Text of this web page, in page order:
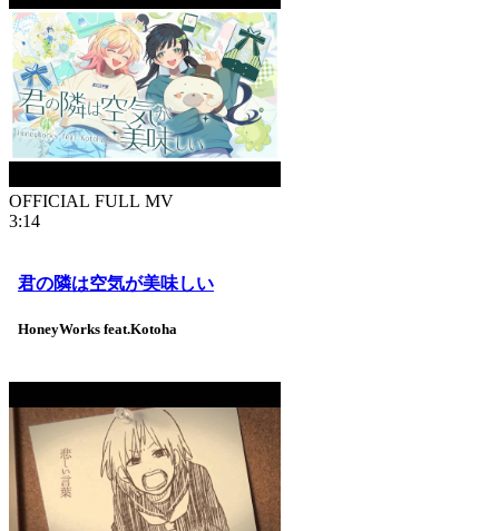
OFFICIAL FULL MV
3:14
君の隣は空気が美味しい
HoneyWorks feat.Kotoha